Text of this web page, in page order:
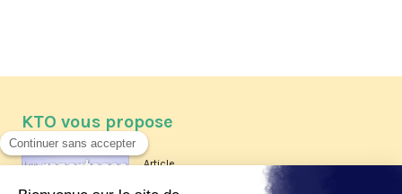
KTO vous propose
Article
Les reportages d'été 2026 de KTO